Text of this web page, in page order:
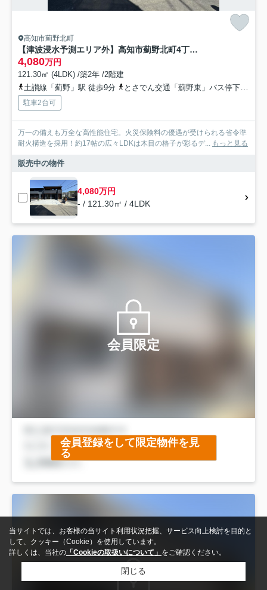
高知市薊野北町
【津波浸水予測エリア外】高知市薊野北町4丁目 中古一戸建て
4,080万円
121.30㎡ (4LDK) /築2年 /2階建
土讃線「薊野」駅 徒歩9分
とさでん交通「薊野東」バス停下車 徒歩8分
駐車2台可
万一の備えも万全な高性能住宅。火災保険料の優遇が受けられる省令準
耐火構造を採用！約17帖の広々LDKは木目の格子が彩るデ... もっと見る
販売中の物件
4,080万円
- / 121.30㎡ / 4LDK
会員限定
会員登録をして限定物件を見
る
当サイトでは、お客様の当サイト利用状況把握、サービス向上検討を目的と
して、クッキー（Cookie）を使用しています。
詳しくは、当社の 「Cookieの取扱いについて」 をご確認ください。
閉じる